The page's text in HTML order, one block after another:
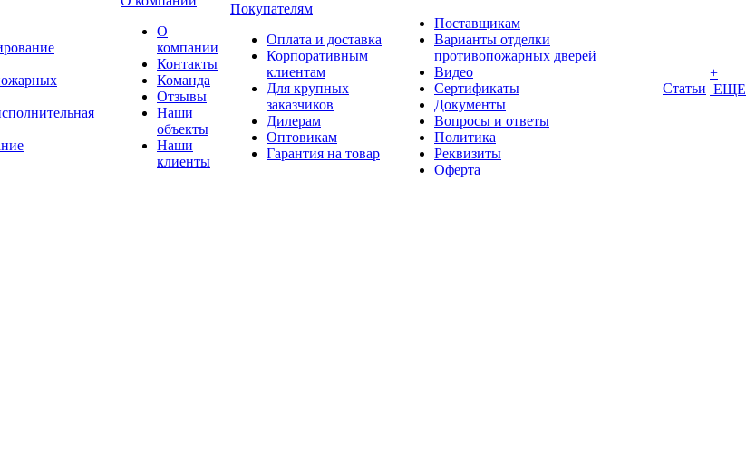
О
компании
Контакты
Команда
Отзывы
Наши
объекты
Наши
клиенты
Покупателям
Оплата и доставка
Корпоративным
клиентам
Для крупных
заказчиков
Дилерам
Оптовикам
Гарантия на товар
Поставщикам
Варианты отделки
противопожарных дверей
Видео
Сертификаты
Документы
Вопросы и ответы
Политика
Реквизиты
Оферта
Статьи
+
ЕЩЕ